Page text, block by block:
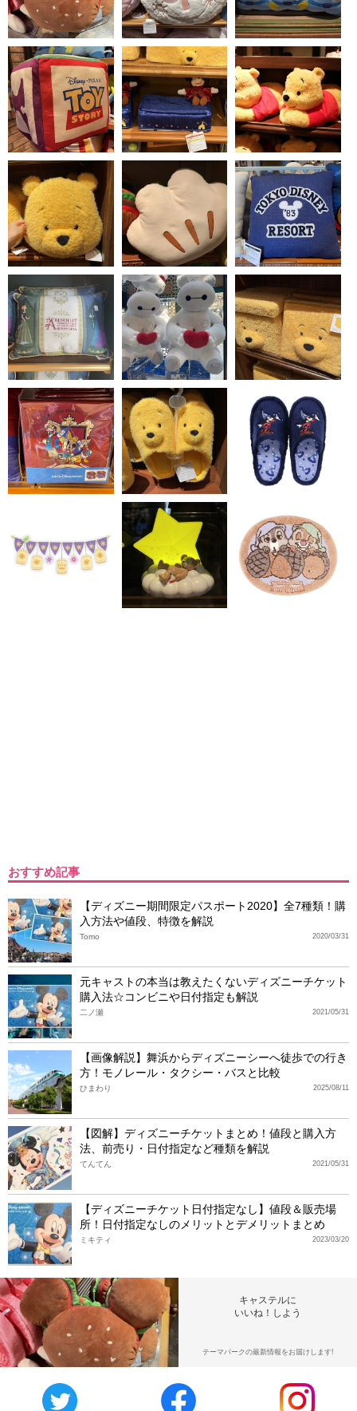
おすすめ記事
【ディズニー期間限定パスポート2020】全7種類！購
入方法や値段、特徴を解説
2020/03/31
Tomo
元キャストの本当は教えたくないディズニーチケット
購入法☆コンビニや日付指定も解説
2021/05/31
二ノ瀬
【画像解説】舞浜からディズニーシーへ徒歩での行き
方！モノレール・タクシー・バスと比較
2025/08/11
ひまわり
【図解】ディズニーチケットまとめ！値段と購入方
法、前売り・日付指定など種類を解説
2021/05/31
てんてん
【ディズニーチケット日付指定なし】値段＆販売場
所！日付指定なしのメリットとデメリットまとめ
2023/03/20
ミキティ
キャステルに
いいね！しよう
テーマパークの最新情報をお届けします!